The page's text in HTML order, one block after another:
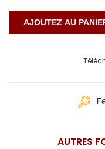
AUTRES